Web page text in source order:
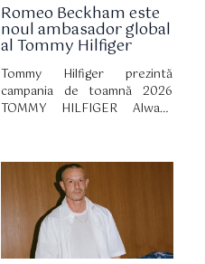
Romeo Beckham este
noul ambasador global
al Tommy Hilfiger
Tommy Hilfiger prezintă
campania de toamnă 2026
TOMMY HILFIGER Always
filmată în cadrul hotelului The
Mark, unde stilul newyorkez și
influența culturală se
întâlnesc.